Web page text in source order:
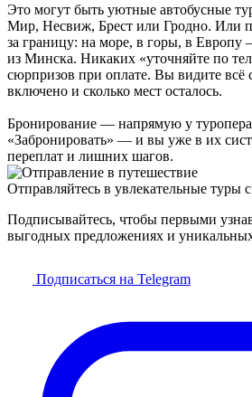
Это могут быть уютные автобусные
Мир, Несвиж, Брест или Гродно. Или
за границу: на море, в горы, в Европу
из Минска. Никаких «уточняйте по
сюрпризов при оплате. Вы видите всё
включено и сколько мест осталось.
Бронирование — напрямую у
«Забронировать» — и вы уже в их
переплат и лишних шагов.
Отправляйтесь в увлекательные туры
Подписывайтесь, чтобы первыми
выгодных предложениях и
Подписаться на Telegram